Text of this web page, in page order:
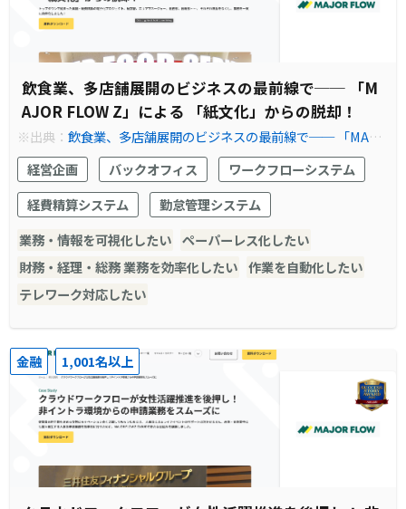
飲食業、多店舗展開のビジネスの最前線で── 「M
AJOR FLOW Z」による 「紙文化」からの脱却！
※出典：飲食業、多店舗展開のビジネスの最前線で── 「MAJO
R FLOW Z」による 「紙文化」からの脱却！
経営企画 バックオフィス
ワークフローシステム
経費精算システム
勤怠管理システム
業務・情報を可視化したい ペーパーレス化したい
財務・経理・総務 業務を効率化したい 作業を自動化したい
テレワーク対応したい
金融 1,001名以上